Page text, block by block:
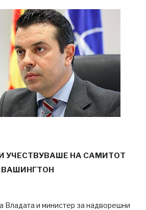
УЧЕСТВУВАШЕ НА САМИТОТ
ВАШИНГТОН
Владата и министер за надворешни